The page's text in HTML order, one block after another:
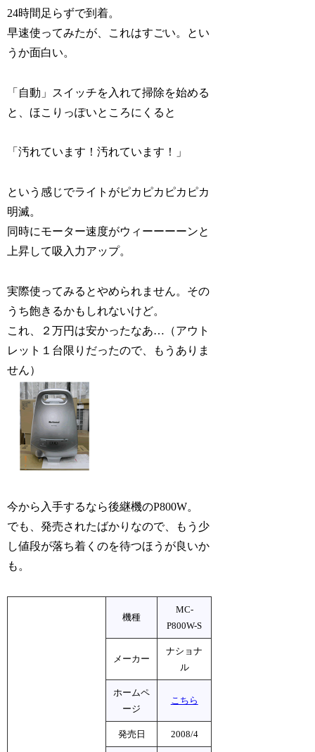
24時間足らずで到着。
早速使ってみたが、これはすごい。とい
うか面白い。
「自動」スイッチを入れて掃除を始める
と、ほこりっぽいところにくると
「汚れています！汚れています！」
という感じでライトがピカピカピカピカ
明滅。
同時にモーター速度がウィーーーーンと
上昇して吸入力アップ。
実際使ってみるとやめられません。その
うち飽きるかもしれないけど。
これ、２万円は安かったなあ…（アウト
レット１台限りだったので、もうありま
せん）
今から入手するなら後継機のP800W。
でも、発売されたばかりなので、もう少
し値段が落ち着くのを待つほうが良いか
も。
機種
MC-
P800W-S
メーカー
ナショナ
ル
ホームペ
ージ
こちら
発売日 2008/4